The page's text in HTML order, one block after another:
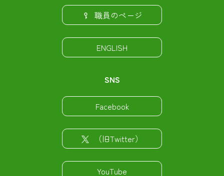
職員のページ
ENGLISH
SNS
Facebook
（旧Twitter）
YouTube